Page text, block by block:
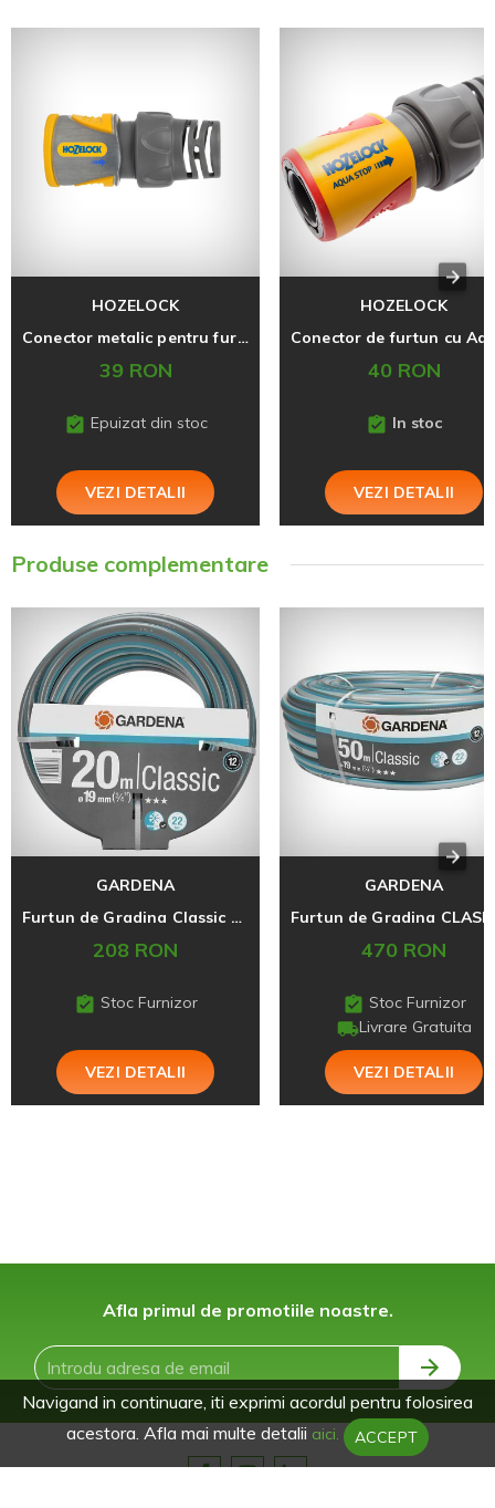
HOZELOCK
Conector metalic pentru furtun de 3/4
39 RON
Epuizat din stoc
VEZI DETALII
HOZELOCK
40 RON
In stoc
VEZI DETALII
Produse complementare
GARDENA
Furtun de Gradina Classic 19 mm/20m
208 RON
Stoc Furnizor
VEZI DETALII
GARDENA
470 RON
Stoc Furnizor
Livrare Gratuita
VEZI DETALII
Afla primul de promotiile noastre.
Navigand in continuare, iti exprimi acordul pentru folosirea
acestora. Afla mai multe detalii aici. ACCEPT